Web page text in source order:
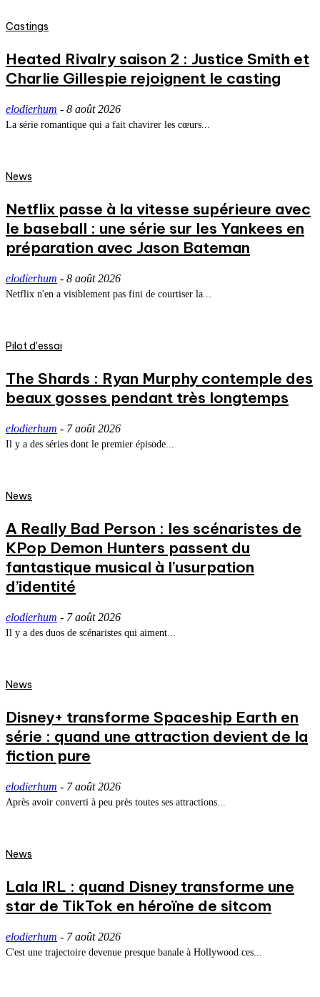
Castings
Heated Rivalry saison 2 : Justice Smith et
Charlie Gillespie rejoignent le casting
elodierhum - 8 août 2026
La série romantique qui a fait chavirer les cœurs...
News
Netflix passe à la vitesse supérieure avec
le baseball : une série sur les Yankees en
préparation avec Jason Bateman
elodierhum - 8 août 2026
Netflix n'en a visiblement pas fini de courtiser la...
Pilot d'essai
The Shards : Ryan Murphy contemple des
beaux gosses pendant très longtemps
elodierhum - 7 août 2026
Il y a des séries dont le premier épisode...
News
A Really Bad Person : les scénaristes de
KPop Demon Hunters passent du
fantastique musical à l’usurpation
d’identité
elodierhum - 7 août 2026
Il y a des duos de scénaristes qui aiment...
News
Disney+ transforme Spaceship Earth en
série : quand une attraction devient de la
fiction pure
elodierhum - 7 août 2026
Après avoir converti à peu près toutes ses attractions...
News
Lala IRL : quand Disney transforme une
star de TikTok en héroïne de sitcom
elodierhum - 7 août 2026
C'est une trajectoire devenue presque banale à Hollywood ces...